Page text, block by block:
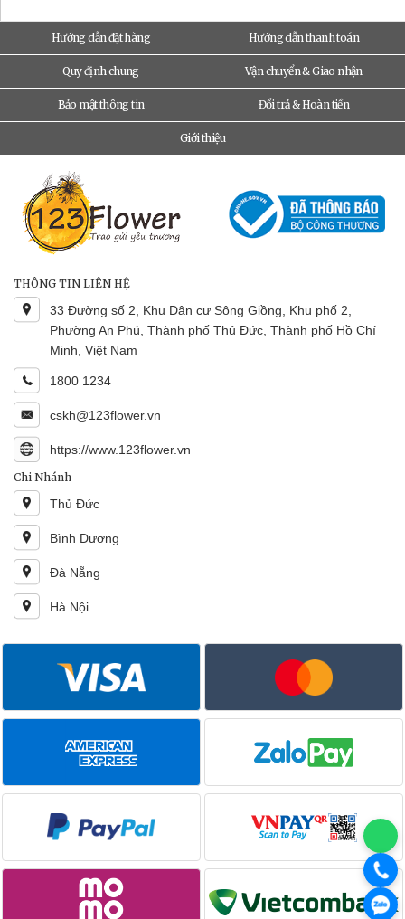
Hướng dẫn đặt hàng Hướng dẫn thanh toán
Quy định chung Vận chuyển & Giao nhận
Bảo mật thông tin Đổi trả & Hoàn tiền
Giới thiệu
THÔNG TIN LIÊN HỆ
33 Đường số 2, Khu Dân cư Sông Giồng, Khu phố 2,
Phường An Phú, Thành phố Thủ Đức, Thành phố Hồ Chí
Minh, Việt Nam
1800 1234
cskh@123flower.vn
https://www.123flower.vn
Chi Nhánh
Thủ Đức
Bình Dương
Đà Nẵng
Hà Nội